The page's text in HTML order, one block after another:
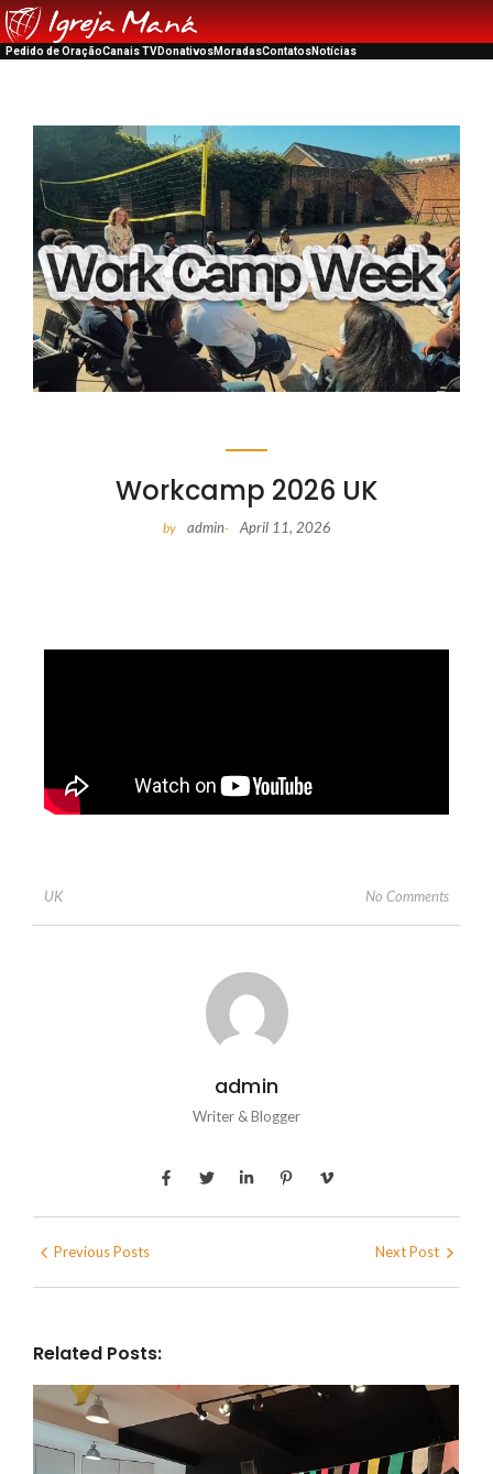
Pedido de OraçãoCanais TVDonativosMoradasContatosNotícias
Workcamp 2026 UK
by admin- April 11, 2026
UK No Comments
admin
Writer & Blogger
Previous Posts Next Post
Related Posts: